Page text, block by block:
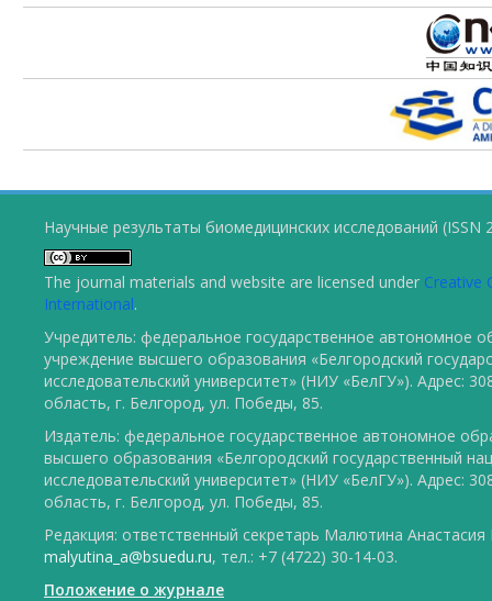
Научные результаты биомедицинских исследований (ISSN
The journal materials and website are licensed under Creative
International.
Учредитель: федеральное государственное автономное
учреждение высшего образования «Белгородский
исследовательский университет» (НИУ «БелГУ»). Адрес:
область, г. Белгород, ул. Победы, 85.
Издатель: федеральное государственное автономное
высшего образования «Белгородский государственный
исследовательский университет» (НИУ «БелГУ»). Адрес:
область, г. Белгород, ул. Победы, 85.
Редакция: ответственный секретарь Малютина
malyutina_a@bsuedu.ru, тел.: +7 (4722) 30-14-03.
Положение о журнале